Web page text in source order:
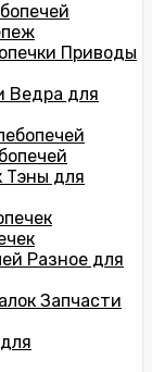
Приводы
Ведра для
Тэны для
Разное для
Запчасти